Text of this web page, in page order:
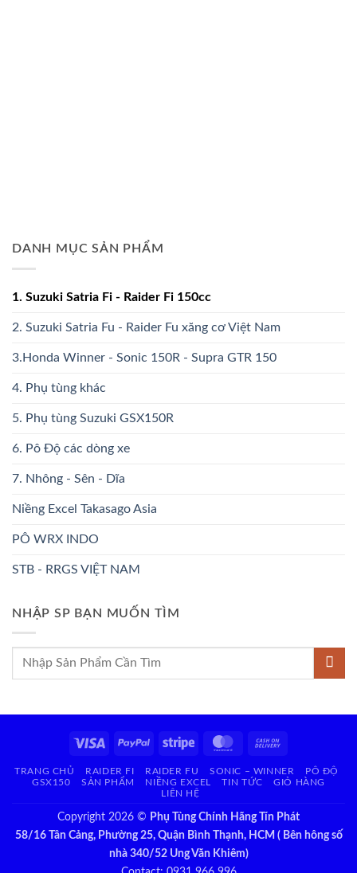
DANH MỤC SẢN PHẨM
1. Suzuki Satria Fi - Raider Fi 150cc
2. Suzuki Satria Fu - Raider Fu xăng cơ Việt Nam
3.Honda Winner - Sonic 150R - Supra GTR 150
4. Phụ tùng khác
5. Phụ tùng Suzuki GSX150R
6. Pô Độ các dòng xe
7. Nhông - Sên - Dĩa
Niềng Excel Takasago Asia
PÔ WRX INDO
STB - RRGS VIỆT NAM
NHẬP SP BẠN MUỐN TÌM
Tìm
Visa PayPal Stripe MasterCard
Delivery
TRANG CHỦ RAIDER FI RAIDER FU SONIC – WINNER
PÔ ĐỘ
GSX150
SẢN PHẨM NIỀNG EXCEL TIN TỨC
GIỎ HÀNG
LIÊN HỆ
Copyright 2026 © Phụ Tùng Chính Hãng Tín Phát
58/16 Tân Cảng, Phường 25, Quận Bình Thạnh, HCM ( Bên hông số
nhà 340/52 Ung Văn Khiêm)